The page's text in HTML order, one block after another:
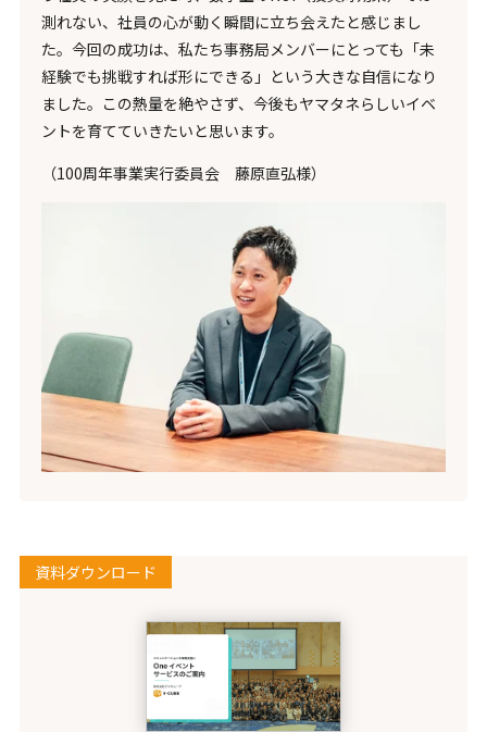
測れない、社員の心が動く瞬間に立ち会えたと感じまし
た。今回の成功は、私たち事務局メンバーにとっても「未
経験でも挑戦すれば形にできる」という大きな自信になり
ました。この熱量を絶やさず、今後もヤマタネらしいイベ
ントを育てていきたいと思います。
（100周年事業実行委員会 藤原直弘様）
資料ダウンロード